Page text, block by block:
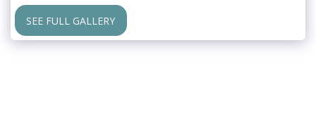
SEE FULL GALLERY